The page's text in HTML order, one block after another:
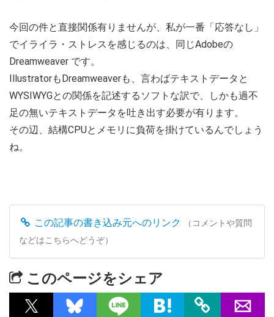
今回の件と直接関係有りませんが、私が一番「応答なし」
でイライラ・ストレスを感じるのは、同じAdobeの
Dreamweaver です。
IllustratorもDreamweaverも、言わばテキストデータと
WYSIWYGとの関係を記述するソフトな訳で、しかも過不
足の無いテキストデータを吐き出す必要が有ります。
その辺、結構CPUとメモリに負荷を掛けているんでしょう
ね。
この記事の書き込み元へのリンク
（コメントや質問
などはこちらへどうぞ）
このページをシェア